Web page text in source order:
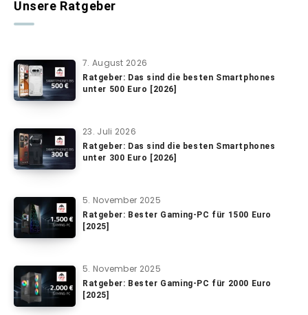
Unsere Ratgeber
7. August 2026
Ratgeber: Das sind die besten Smartphones
unter 500 Euro [2026]
23. Juli 2026
Ratgeber: Das sind die besten Smartphones
unter 300 Euro [2026]
5. November 2025
Ratgeber: Bester Gaming-PC für 1500 Euro
[2025]
5. November 2025
Ratgeber: Bester Gaming-PC für 2000 Euro
[2025]